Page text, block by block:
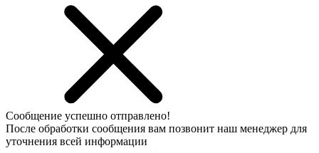
Сообщение успешно отправлено!
После обработки сообщения вам позвонит наш менеджер для
уточнения всей информации